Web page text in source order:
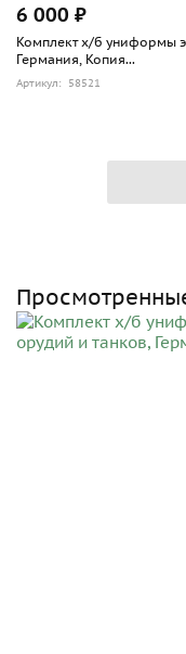
6 000 ₽
Комплект х/б униформы
Германия, Копия...
Артикул: 58521